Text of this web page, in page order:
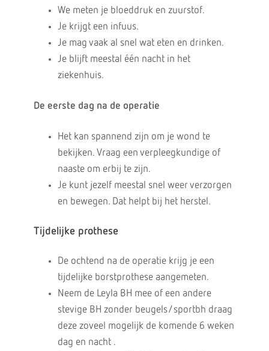
We meten je bloeddruk en zuurstof.
Je krijgt een infuus.
Je mag vaak al snel wat eten en drinken.
Je blijft meestal één nacht in het
ziekenhuis.
De eerste dag na de operatie
Het kan spannend zijn om je wond te
bekijken. Vraag een verpleegkundige of
naaste om erbij te zijn.
Je kunt jezelf meestal snel weer verzorgen
en bewegen. Dat helpt bij het herstel.
Tijdelijke prothese
De ochtend na de operatie krijg je een
tijdelijke borstprothese aangemeten.
Neem de Leyla BH mee of een andere
stevige BH zonder beugels/sportbh draag
deze zoveel mogelijk de komende 6 weken
dag en nacht .